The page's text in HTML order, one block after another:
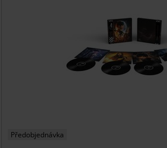
Předobjednávka